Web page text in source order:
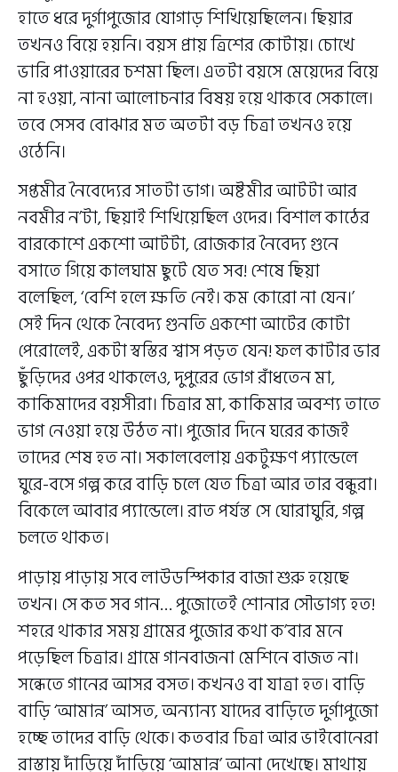
হাতে ধরে দুর্গাপুজোর যোগাড় শিখিয়েছিলেন। ছিয়ার
তখনও বিয়ে হয়নি। বয়স প্রায় ত্রিশের কোটায়। চোখে
ভারি পাওয়ারের চশমা ছিল। এতটা বয়সে মেয়েদের বিয়ে
না হওয়া, নানা আলোচনার বিষয় হয়ে থাকবে সেকালে।
তবে সেসব বোঝার মত অতটা বড় চিত্রা তখনও হয়ে
ওঠেনি।
সপ্তমীর নৈবেদ্যের সাতটা ভাগ। অষ্টমীর আটটা আর
নবমীর ন’টা, ছিয়াই শিখিয়েছিল ওদের। বিশাল কাঠের
বারকোশে একশো আটটা, রোজকার নৈবেদ্য গুনে
বসাতে গিয়ে কালঘাম ছুটে যেত সব! শেষে ছিয়া
বলেছিল, ‘বেশি হলে ক্ষতি নেই। কম কোরো না যেন।’
সেই দিন থেকে নৈবেদ্য গুনতি একশো আটের কোটা
পেরোলেই, একটা স্বস্তির শ্বাস পড়ত যেন! ফল কাটার ভার
ছুঁড়িদের ওপর থাকলেও, দুপুরের ভোগ রাঁধতেন মা,
কাকিমাদের বয়সীরা। চিত্রার মা, কাকিমার অবশ্য তাতে
ভাগ নেওয়া হয়ে উঠত না। পুজোর দিনে ঘরের কাজই
তাদের শেষ হত না। সকালবেলায় একটুক্ষণ প্যান্ডেলে
ঘুরে-বসে গল্প করে বাড়ি চলে যেত চিত্রা আর তার বন্ধুরা।
বিকেলে আবার প্যান্ডেলে। রাত পর্যন্ত সে ঘোরাঘুরি, গল্প
চলতে থাকত।
পাড়ায় পাড়ায় সবে লাউডস্পিকার বাজা শুরু হয়েছে
তখন। সে কত সব গান… পুজোতেই শোনার সৌভাগ্য হত!
শহরে থাকার সময় গ্রামের পুজোর কথা ক’বার মনে
পড়েছিল চিত্রার। গ্রামে গানবাজনা মেশিনে বাজত না।
সন্ধেতে গানের আসর বসত। কখনও বা যাত্রা হত। বাড়ি
বাড়ি ‘আমান্ন’ আসত, অন্যান্য যাদের বাড়িতে দুর্গাপুজো
হচ্ছে তাদের বাড়ি থেকে। কতবার চিত্রা আর ভাইবোনেরা
রাস্তায় দাঁড়িয়ে দাঁড়িয়ে ‘আমান্ন’ আনা দেখেছে। মাথায়